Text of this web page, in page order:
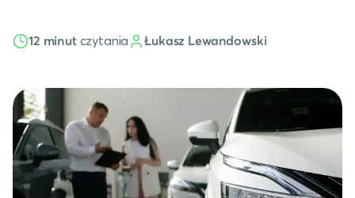
12 minutczytania Łukasz Lewandowski